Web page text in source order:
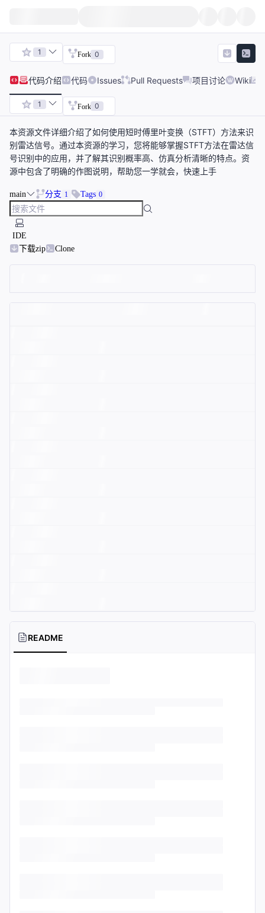
1 Fork 0
代码介绍 代码 Issues Pull Requests 项目讨论 Wiki
1 Fork 0
本资源文件详细介绍了如何使用短时傅里叶变换（STFT）方法来识
别雷达信号。通过本资源的学习，您将能够掌握STFT方法在雷达信
号识别中的应用，并了解其识别概率高、仿真分析清晰的特点。资
源中包含了明确的作图说明，帮助您一学就会，快速上手
main 分支 1 Tags 0
IDE
下载zip
Clone
README